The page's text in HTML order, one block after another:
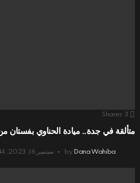
3
Shares
متألقة في جدة.. ميادة الحناوي بفستان
by Dana Wahiba سبتمبر 16, 2023, 12:44 م